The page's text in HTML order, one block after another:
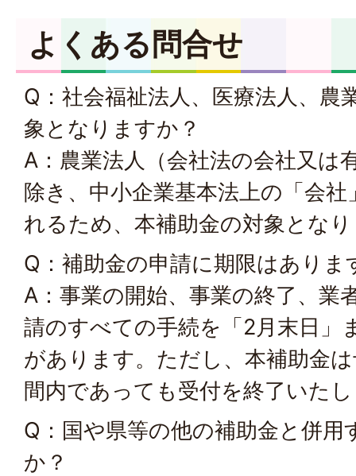
よくある問合せ
Q：社会福祉法人、医療法人、農
象となりますか？
A：農業法人（会社法の会社又は
除き、中小企業基本法上の「会
れるため、本補助金の対象とな
Q：補助金の申請に期限はありま
A：事業の開始、事業の終了、業
請のすべての手続を「2月末日」
があります。ただし、本補助金
間内であっても受付を終了いた
Q：国や県等の他の補助金と併
か？